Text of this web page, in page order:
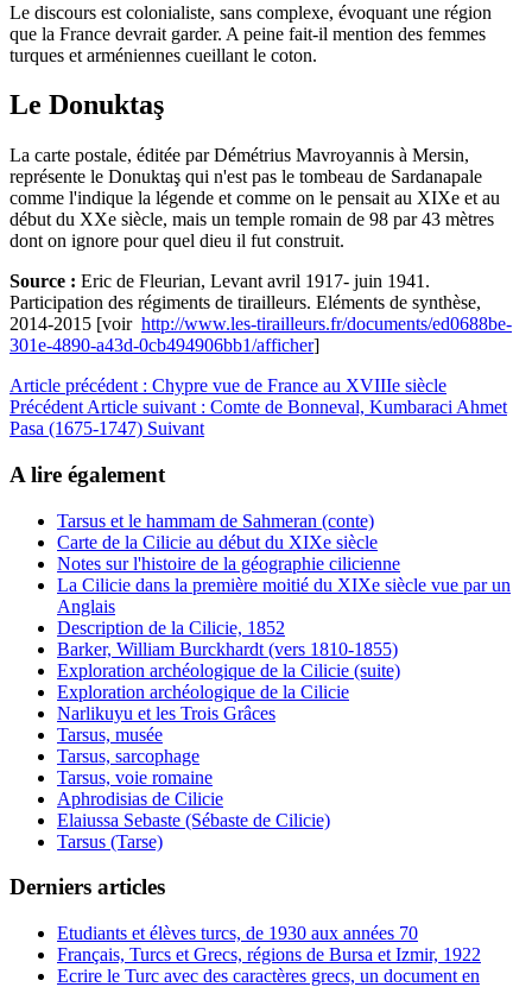
Le discours est colonialiste, sans complexe, évoquant une région
que la France devrait garder. A peine fait-il mention des femmes
turques et arméniennes cueillant le coton.
Le Donuktaş
La carte postale, éditée par Démétrius Mavroyannis à Mersin,
représente le Donuktaş qui n'est pas le tombeau de Sardanapale
comme l'indique la légende et comme on le pensait au XIXe et au
début du XXe siècle, mais un temple romain de 98 par 43 mètres
dont on ignore pour quel dieu il fut construit.
Source : Eric de Fleurian, Levant avril 1917- juin 1941.
Participation des régiments de tirailleurs. Eléments de synthèse,
2014-2015 [voir http://www.les-tirailleurs.fr/documents/ed0688be-
301e-4890-a43d-0cb494906bb1/afficher]
Article précédent : Chypre vue de France au XVIIIe siècle
Précédent Article suivant : Comte de Bonneval, Kumbaraci Ahmet
Pasa (1675-1747) Suivant
A lire également
Tarsus et le hammam de Sahmeran (conte)
Carte de la Cilicie au début du XIXe siècle
Notes sur l'histoire de la géographie cilicienne
La Cilicie dans la première moitié du XIXe siècle vue par un
Anglais
Description de la Cilicie, 1852
Barker, William Burckhardt (vers 1810-1855)
Exploration archéologique de la Cilicie (suite)
Exploration archéologique de la Cilicie
Narlikuyu et les Trois Grâces
Tarsus, musée
Tarsus, sarcophage
Tarsus, voie romaine
Aphrodisias de Cilicie
Elaiussa Sebaste (Sébaste de Cilicie)
Tarsus (Tarse)
Derniers articles
Etudiants et élèves turcs, de 1930 aux années 70
Français, Turcs et Grecs, régions de Bursa et Izmir, 1922
Ecrire le Turc avec des caractères grecs, un document en